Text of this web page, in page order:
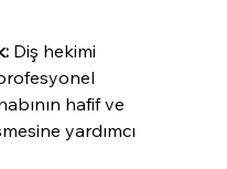
Diş hekimi
hafif ve
yardımcı